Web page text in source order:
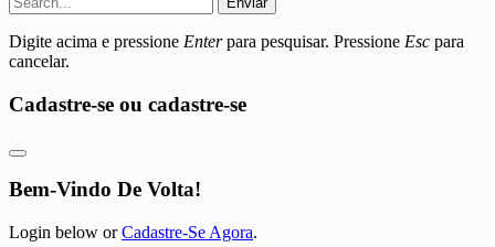
Digite acima e pressione Enterpara pesquisar. Pressione Esc para
cancelar.
Cadastre-se ou cadastre-se
Bem-Vindo De Volta!
Login below orCadastre-Se Agora.